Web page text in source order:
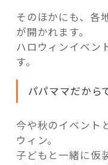
そのほかにも、各
が開かれます。
ハロウィンイベン
す。
パパママだから
今や秋のイベント
ウィン。
子どもと一緒に仮